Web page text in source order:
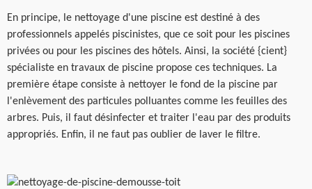
En principe, le nettoyage d'une piscine est destiné à des
professionnels appelés piscinistes, que ce soit pour les piscines
privées ou pour les piscines des hôtels. Ainsi, la société {cient}
spécialiste en travaux de piscine propose ces techniques. La
première étape consiste à nettoyer le fond de la piscine par
l'enlèvement des particules polluantes comme les feuilles des
arbres. Puis, il faut désinfecter et traiter l'eau par des produits
appropriés. Enfin, il ne faut pas oublier de laver le filtre.